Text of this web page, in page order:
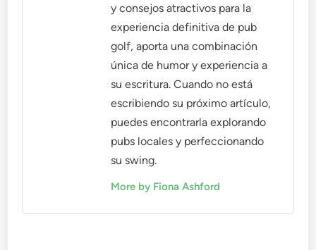
y consejos atractivos para la
experiencia definitiva de pub
golf, aporta una combinación
única de humor y experiencia a
su escritura. Cuando no está
escribiendo su próximo artículo,
puedes encontrarla explorando
pubs locales y perfeccionando
su swing.
More by Fiona Ashford